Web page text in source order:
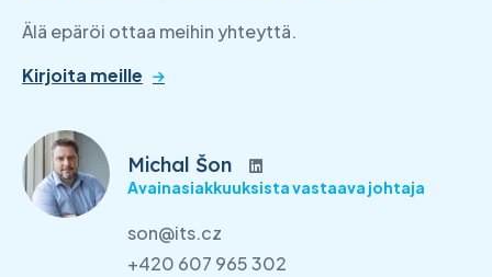
Älä epäröi ottaa meihin yhteyttä.
Kirjoita meille
Michal Šon
Avainasiakkuuksista vastaava johtaja
son@its.cz
+420 607 965 302